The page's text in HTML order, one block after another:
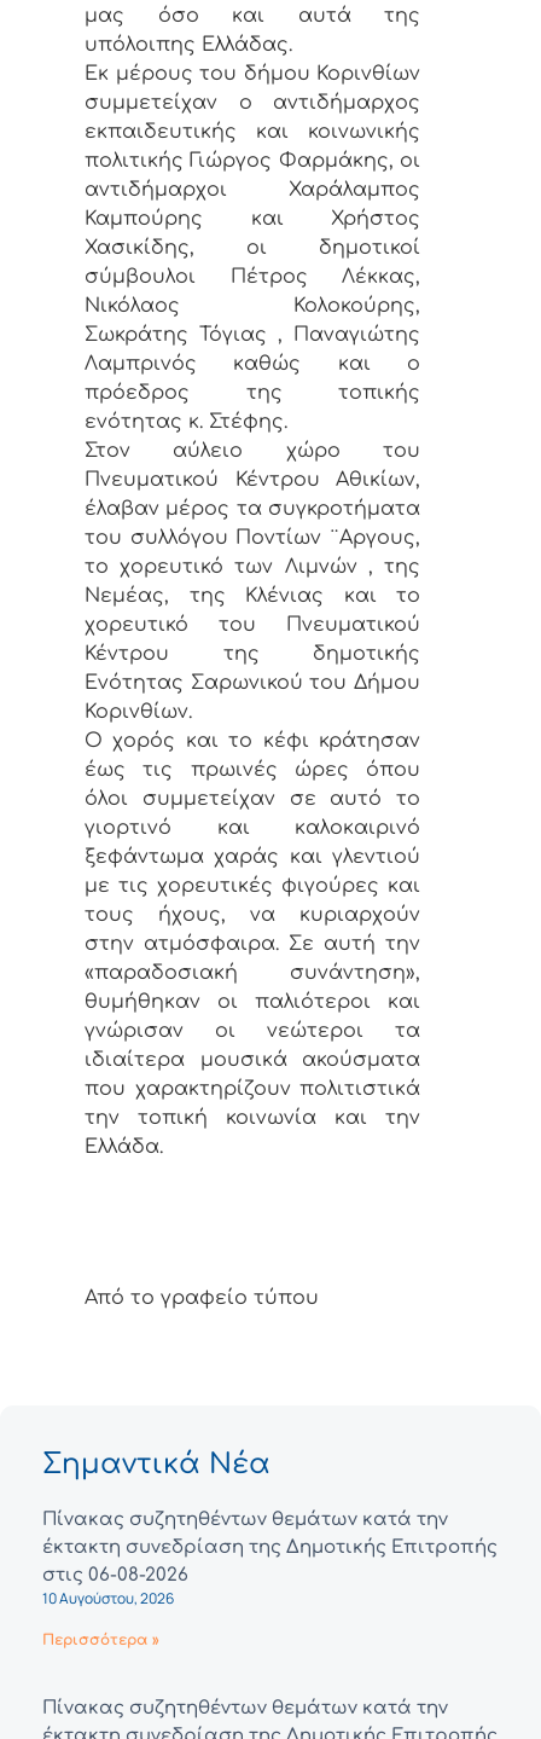
μας όσο και αυτά της
υπόλοιπης Ελλάδας.
Εκ μέρους του δήμου Κορινθίων
συμμετείχαν ο αντιδήμαρχος
εκπαιδευτικής και κοινωνικής
πολιτικής Γιώργος Φαρμάκης, οι
αντιδήμαρχοι Χαράλαμπος
Καμπούρης και Χρήστος
Χασικίδης, οι δημοτικοί
σύμβουλοι Πέτρος Λέκκας,
Νικόλαος Κολοκούρης,
Σωκράτης Τόγιας , Παναγιώτης
Λαμπρινός καθώς και ο
πρόεδρος της τοπικής
ενότητας κ. Στέφης.
Στον αύλειο χώρο του
Πνευματικού Κέντρου Αθικίων,
έλαβαν μέρος τα συγκροτήματα
του συλλόγου Ποντίων ¨Αργους,
το χορευτικό των Λιμνών , της
Νεμέας, της Κλένιας και το
χορευτικό του Πνευματικού
Κέντρου της δημοτικής
Ενότητας Σαρωνικού του Δήμου
Κορινθίων.
Ο χορός και το κέφι κράτησαν
έως τις πρωινές ώρες όπου
όλοι συμμετείχαν σε αυτό το
γιορτινό και καλοκαιρινό
ξεφάντωμα χαράς και γλεντιού
με τις χορευτικές φιγούρες και
τους ήχους, να κυριαρχούν
στην ατμόσφαιρα. Σε αυτή την
«παραδοσιακή συνάντηση»,
θυμήθηκαν οι παλιότεροι και
γνώρισαν οι νεώτεροι τα
ιδιαίτερα μουσικά ακούσματα
που χαρακτηρίζουν πολιτιστικά
την τοπική κοινωνία και την
Ελλάδα.
Από το γραφείο τύπου
Σημαντικά Νέα
Πίνακας συζητηθέντων θεμάτων κατά την
έκτακτη συνεδρίαση της Δημοτικής Επιτροπής
στις 06-08-2026
10 Αυγούστου, 2026
Περισσότερα »
Πίνακας συζητηθέντων θεμάτων κατά την